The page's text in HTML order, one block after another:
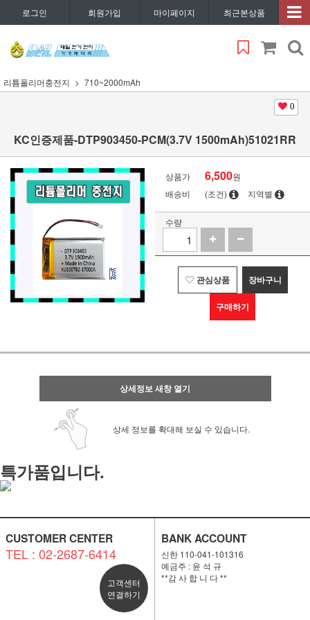
로그인 회원가입 마이페이지 최근본상품
리튬폴리머충전지 710~2000mAh
0
KC인증제품-DTP903450-PCM(3.7V 1500mAh)51021RR
상품가 6,500원
배송비
(조건) 지역별
수량
관심상품 장바구니
구매하기
상세정보 새창 열기
상세 정보를 확대해 보실 수 있습니다.
특가품입니다.
CUSTOMER CENTER
TEL : 02-2687-6414
고객센터
연결하기
BANK ACCOUNT
신한 110-041-101316
예금주 : 윤 석 규
**감 사 합 니 다 **